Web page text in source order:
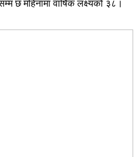
महिनामा वार्षिक लक्ष्यको ३८।